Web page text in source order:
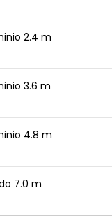
2.4 m
3.6 m
4.8 m
7.0 m